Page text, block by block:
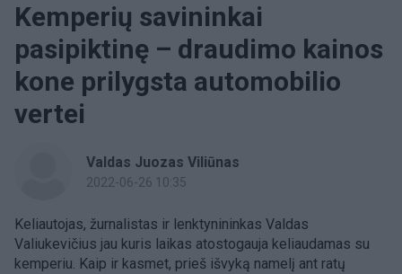
Kemperių savininkai
pasipiktinę – draudimo kainos
kone prilygsta automobilio
vertei
Valdas Juozas Viliūnas
2022-06-26 10:35
Keliautojas, žurnalistas ir lenktynininkas Valdas
Valiukevičius jau kuris laikas atostogauja keliaudamas su
kemperiu. Kaip ir kasmet, prieš išvyką namelį ant ratų